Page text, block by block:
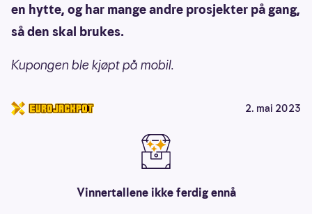
en hytte, og har mange andre prosjekter på gang,
så den skal brukes.
Kupongen ble kjøpt på mobil.
2. mai 2023
Vinnertallene ikke ferdig ennå